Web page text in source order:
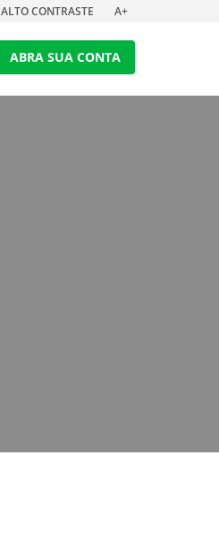
ALTO CONTRASTE A+
ABRA SUA CONTA